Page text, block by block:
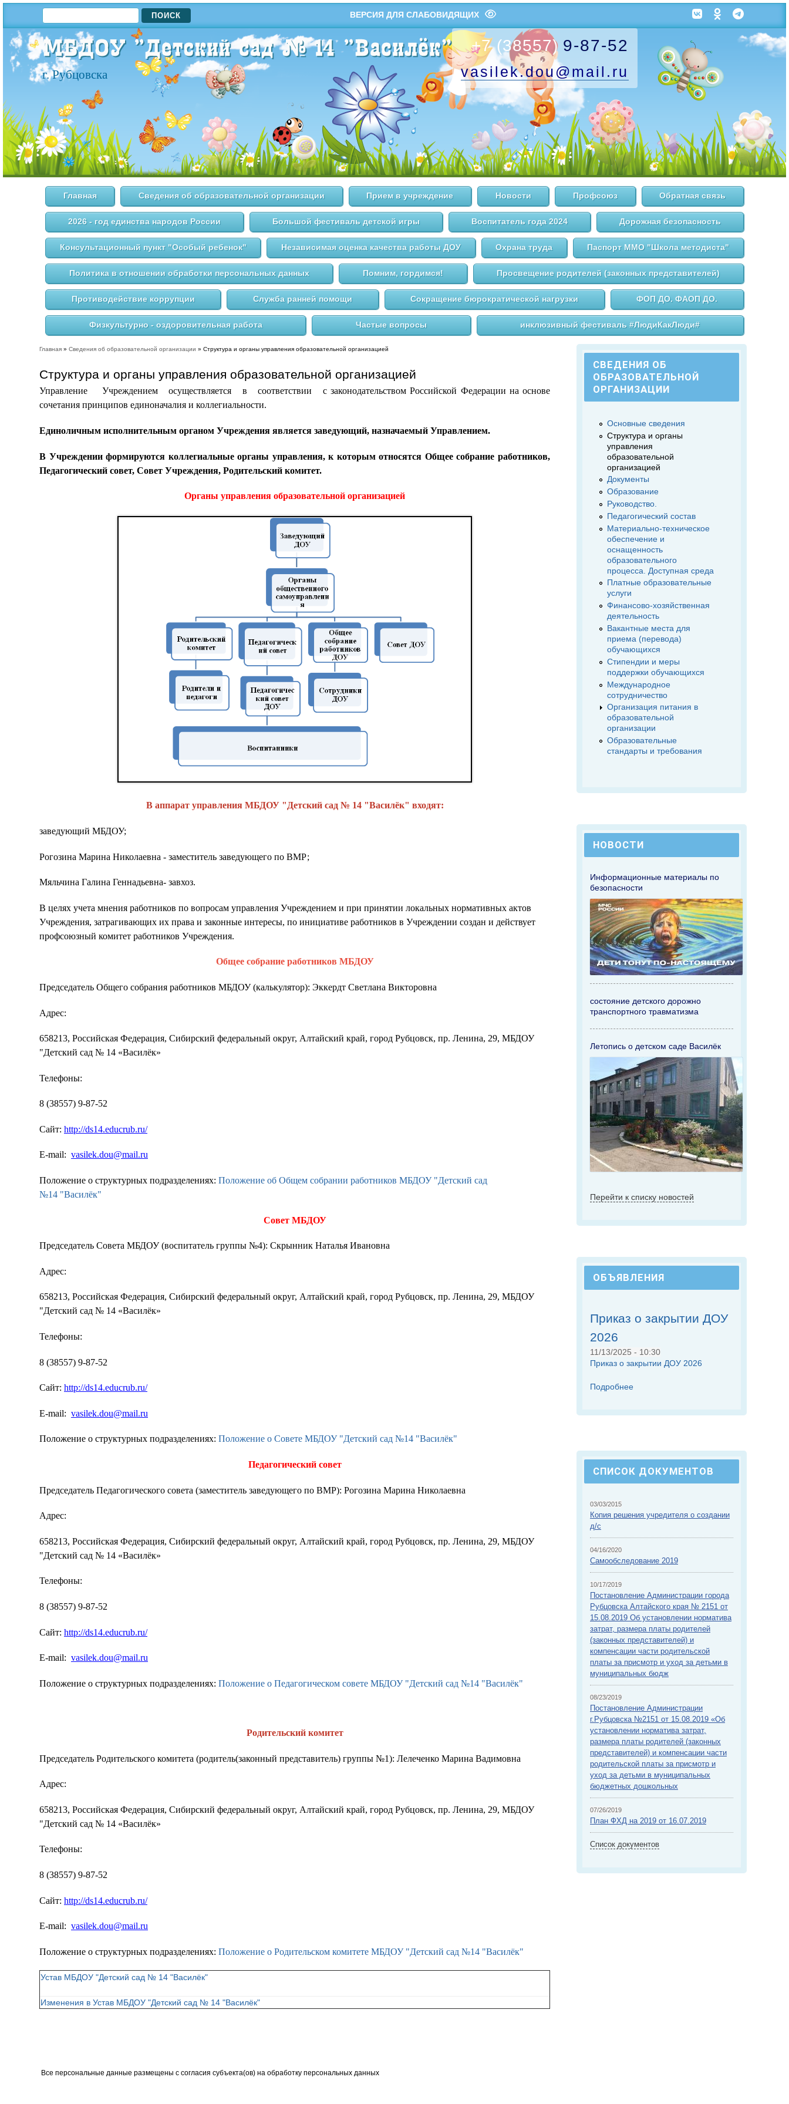
ФОРМА ПОИСКА
ВЕРСИЯ ДЛЯ СЛАБОВИДЯЩИХ
г. Рубцовска
+7 (38557) 9-87-52
vasilek.dou @mail.ru
Главная Сведения об образовательной организации Прием в учреждение Новости Профсоюз Обратная связь
2026 - год единства народов России Большой фестиваль детской игры Воспитатель года 2024 Дорожная безопасность
Консультационный пункт "Особый ребенок" Независимая оценка качества работы ДОУ Охрана труда Паспорт ММО "Школа методиста"
Политика в отношении обработки персональных данных Помним, гордимся! Просвещение родителей (законных представителей)
Противодействие коррупции Служба ранней помощи Сокращение бюрократической нагрузки ФОП ДО. ФАОП ДО.
Физкультурно - оздоровительная работа Частые вопросы инклюзивный фестиваль #ЛюдиКакЛюди#
СВЕДЕНИЯ ОБ
ОБРАЗОВАТЕЛЬНОЙ
ОРГАНИЗАЦИИ
Основные сведения
Структура и органы
управления
образовательной
организацией
Документы
Образование
Руководство.
Педагогический состав
Материально-техническое
обеспечение и
оснащенность
образовательного
процесса. Доступная среда
Платные образовательные
услуги
Финансово-хозяйственная
деятельность
Вакантные места для
приема (перевода)
обучающихся
Стипендии и меры
поддержки обучающихся
Международное
сотрудничество
Организация питания в
образовательной
организации
Образовательные
стандарты и требования
НОВОСТИ
Информационные материалы по
безопасности
состояние детского дорожно
транспортного травматизма
Летопись о детском саде Василёк
Перейти к списку новостей
ОБЪЯВЛЕНИЯ
Приказ о закрытии ДОУ
2026
11/13/2025 - 10:30
Приказ о закрытии ДОУ 2026
Подробнее
СПИСОК ДОКУМЕНТОВ
03/03/2015
Копия решения учредителя о создании
д/с
04/16/2020
Самообследование 2019
10/17/2019
Постановление Администрации города
Рубцовска Алтайского края № 2151 от
15.08.2019 Об установлении норматива
затрат, размера платы родителей
(законных представителей) и
компенсации части родительской
платы за присмотр и уход за детьми в
муниципальных бюдж
08/23/2019
Постановление Администрации
г.Рубцовска №2151 от 15.08.2019 «Об
установлении норматива затрат,
размера платы родителей (законных
представителей) и компенсации части
родительской платы за присмотр и
уход за детьми в муниципальных
бюджетных дошкольных
07/26/2019
План ФХД на 2019 от 16.07.2019
Список документов
Главная » Сведения об образовательной организации » Структура и органы управления образовательной организацией
Структура и органы управления образовательной организацией
Управление Учреждением осуществляется в соответствии с законодательством Российской Федерации на основе
сочетания принципов единоначалия и коллегиальности.
Единоличным исполнительным органом Учреждения является заведующий, назначаемый Управлением.
В Учреждении формируются коллегиальные органы управления, к которым относятся Общее собрание работников,
Педагогический совет, Совет Учреждения, Родительский комитет.
Органы управления образовательной организацией
В аппарат управления МБДОУ "Детский сад № 14 "Василёк" входят:
заведующий МБДОУ;
Рогозина Марина Николаевна - заместитель заведующего по ВМР;
Мяльчина Галина Геннадьевна- завхоз.
В целях учета мнения работников по вопросам управления Учреждением и при принятии локальных нормативных актов
Учреждения, затрагивающих их права и законные интересы, по инициативе работников в Учреждении создан и действует
профсоюзный комитет работников Учреждения.
Общее собрание работников МБДОУ
Председатель Общего собрания работников МБДОУ (калькулятор): Эккердт Светлана Викторовна
Адрес:
658213, Российская Федерация, Сибирский федеральный округ, Алтайский край, город Рубцовск, пр. Ленина, 29, МБДОУ
"Детский сад № 14 «Василёк»
Телефоны:
8 (38557) 9-87-52
Сайт: http://ds14.educrub.ru/
E-mail: vasilek.dou@mail.ru
Положение о структурных подразделениях: Положение об Общем собрании работников МБДОУ "Детский сад
№14 "Василёк"
Совет МБДОУ
Председатель Совета МБДОУ (воспитатель группы №4): Скрынник Наталья Ивановна
Адрес:
658213, Российская Федерация, Сибирский федеральный округ, Алтайский край, город Рубцовск, пр. Ленина, 29, МБДОУ
"Детский сад № 14 «Василёк»
Телефоны:
8 (38557) 9-87-52
Сайт: http://ds14.educrub.ru/
E-mail: vasilek.dou@mail.ru
Положение о структурных подразделениях: Положение о Совете МБДОУ "Детский сад №14 "Василёк"
Педагогический совет
Председатель Педагогического совета (заместитель заведующего по ВМР): Рогозина Марина Николаевна
Адрес:
658213, Российская Федерация, Сибирский федеральный округ, Алтайский край, город Рубцовск, пр. Ленина, 29, МБДОУ
"Детский сад № 14 «Василёк»
Телефоны:
8 (38557) 9-87-52
Сайт: http://ds14.educrub.ru/
E-mail: vasilek.dou@mail.ru
Положение о структурных подразделениях: Положение о Педагогическом совете МБДОУ "Детский сад №14 "Василёк"
Родительский комитет
Председатель Родительского комитета (родитель(законный представитель) группы №1): Лелеченко Марина Вадимовна
Адрес:
658213, Российская Федерация, Сибирский федеральный округ, Алтайский край, город Рубцовск, пр. Ленина, 29, МБДОУ
"Детский сад № 14 «Василёк»
Телефоны:
8 (38557) 9-87-52
Сайт: http://ds14.educrub.ru/
E-mail: vasilek.dou@mail.ru
Положение о структурных подразделениях: Положение о Родительском комитете МБДОУ "Детский сад №14 "Василёк"
Устав МБДОУ "Детский сад № 14 "Василёк"
Изменения в Устав МБДОУ "Детский сад № 14 "Василёк"
Все персональные данные размещены с согласия субъекта(ов) на обработку персональных данных